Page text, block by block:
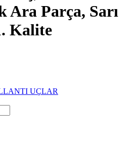
Ara Parça, Sarı
Kalite
UÇLAR